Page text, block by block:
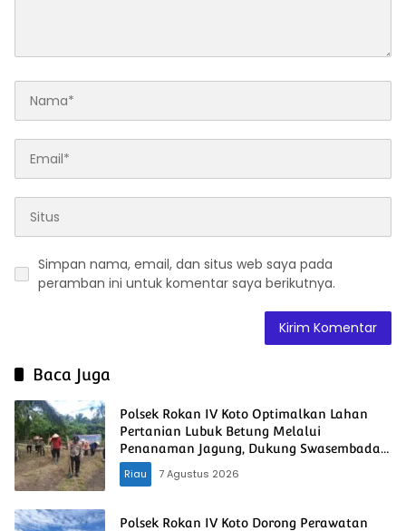
Simpan nama, email, dan situs web saya pada
peramban ini untuk komentar saya berikutnya.
Baca Juga
Polsek Rokan IV Koto Optimalkan Lahan
Pertanian Lubuk Betung Melalui
Penanaman Jagung, Dukung Swasembada
Pangan Nasional
Riau 7 Agustus 2026
Polsek Rokan IV Koto Dorong Perawatan